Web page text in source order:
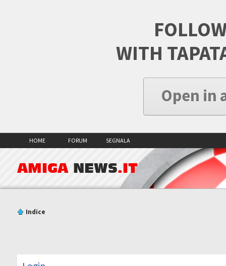
WITH
Open in
HOME FORUM SEGNALA
AMIGA NEWS.IT
Indice